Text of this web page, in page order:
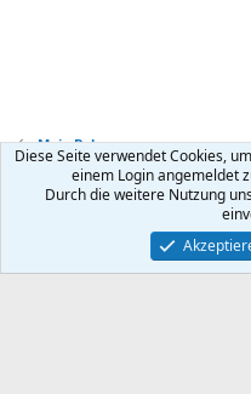
Mein Baby
Kontakt
Community platform by XenForo ® ©
Diese Seite verwendet Cookies,
einem Login angemeldet
Durch die weitere Nutzung